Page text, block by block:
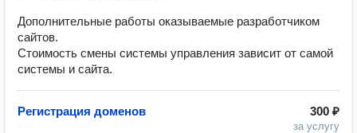
Дополнительные работы оказываемые разработчиком
сайтов.
Стоимость смены системы управления зависит от самой
системы и сайта.
300 ₽
за услугу
Регистрация доменов